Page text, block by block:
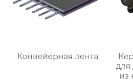
Конвейерная лента
для
из